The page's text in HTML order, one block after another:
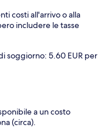
costi all'arrivo o alla
includere le tasse
soggiorno: 5.60 EUR per
a un costo
(circa).